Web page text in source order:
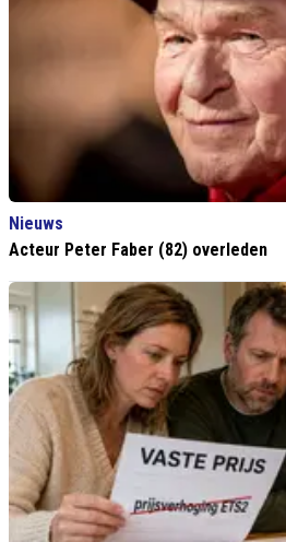
Nieuws
Acteur Peter Faber (82) overleden